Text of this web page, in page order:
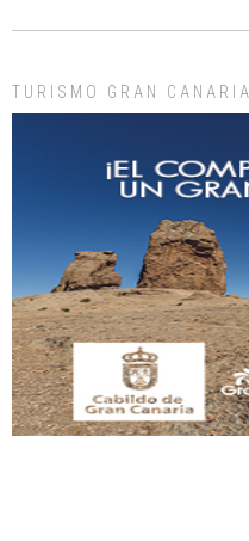
días, ella incluida...
Gato manso encontrado
Este gato macho ha aparecido en la
manso y extremadamente cari...
Leales.org » Gran Canaria | 9.7.2025
TURISMO GRAN CANARIA